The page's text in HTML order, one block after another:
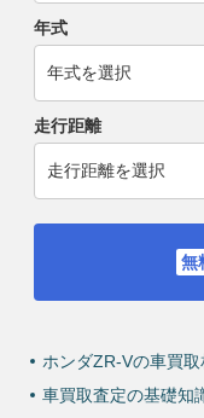
年式
走行距離
ホンダZR-Vの車買
車買取査定の基礎知